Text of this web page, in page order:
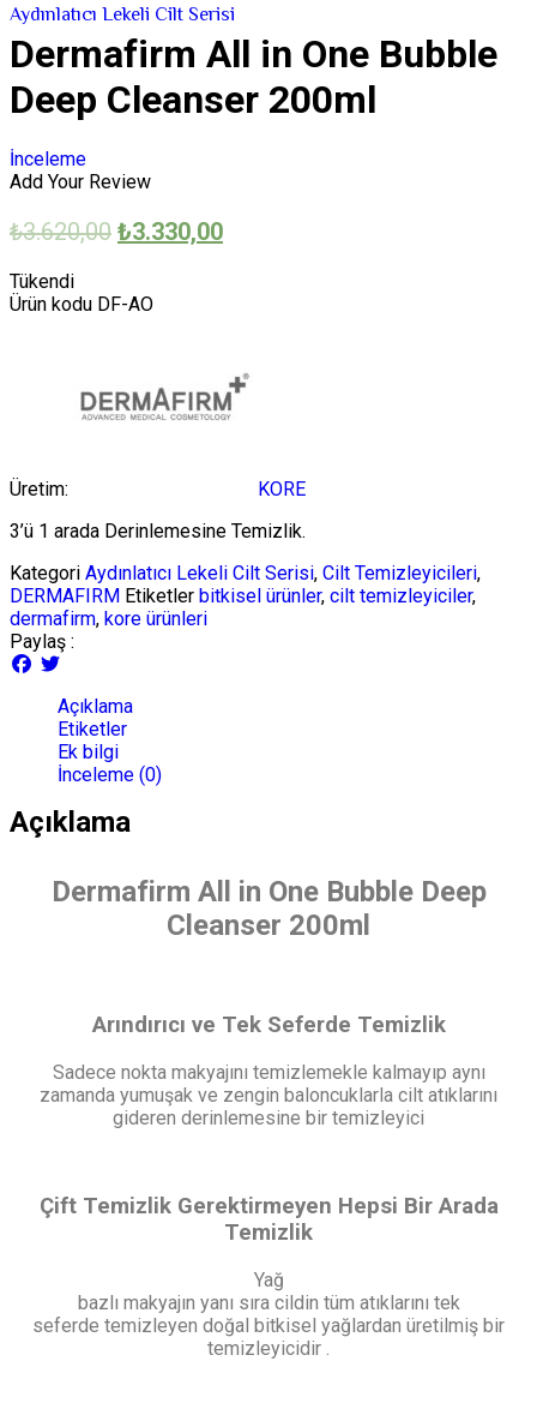
Aydınlatıcı Lekeli Cilt Serisi
Dermafirm All in One Bubble
Deep Cleanser 200ml
İnceleme
Add Your Review
₺3.620,00 ₺3.330,00
Tükendi
Ürün kodu DF-AO
Üretim:
KORE
3’ü 1 arada Derinlemesine Temizlik.
Kategori Aydınlatıcı Lekeli Cilt Serisi, Cilt Temizleyicileri,
DERMAFIRM Etiketler bitkisel ürünler, cilt temizleyiciler,
dermafirm, kore ürünleri
Paylaş :
Açıklama
Etiketler
Ek bilgi
İnceleme (0)
Açıklama
Dermafirm All in One Bubble Deep
Cleanser 200ml
Arındırıcı ve Tek Seferde Temizlik
Sadece nokta makyajını temizlemekle kalmayıp aynı
zamanda yumuşak ve zengin baloncuklarla cilt atıklarını
gideren derinlemesine bir temizleyici
Çift Temizlik Gerektirmeyen Hepsi Bir Arada
Temizlik
Yağ
bazlı makyajın yanı sıra cildin tüm atıklarını tek
seferde temizleyen doğal bitkisel yağlardan üretilmiş bir
temizleyicidir .